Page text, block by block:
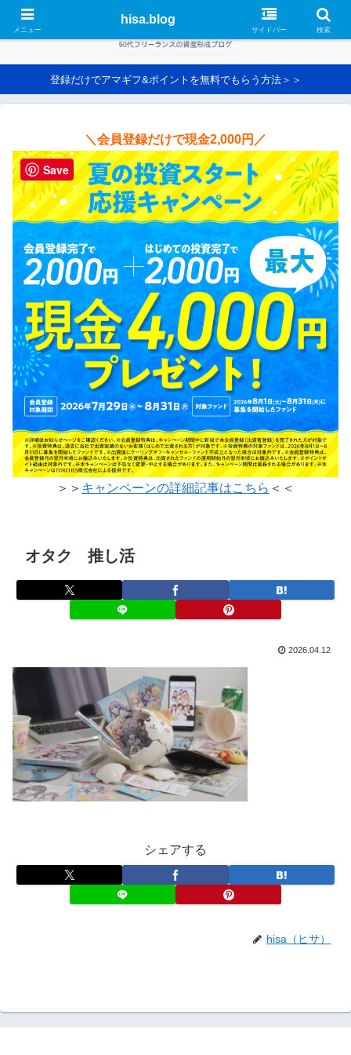
登録だけでアマギフ&ポイントを無料でもらう方法＞＞
＼会員登録だけで現金2,000円／
＞＞ キャンペーンの詳細記事はこちら ＜＜
オタク 推し活
2026.04.12
シェアする
hisa（ヒサ）
メニュー
hisa.blog
サイドバー 検索
Save